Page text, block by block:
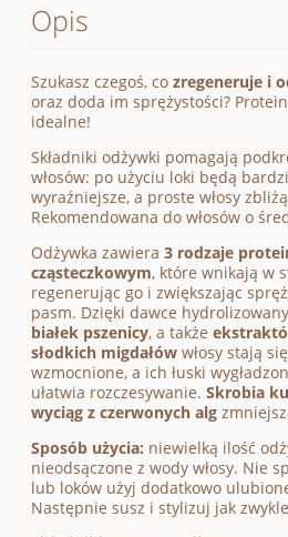
Opis
Szukasz czegoś, co zregeneruje i
oraz doda im sprężystości?
idealne!
Składniki odżywki pomagają
włosów: po użyciu loki będą
wyraźniejsze, a proste włosy
Rekomendowana do włosów o
Odżywka zawiera 3 rodzaje
cząsteczkowym, które wnikają w
regenerując go i zwiększając
pasm. Dzięki dawce
białek pszenicy, a także
słodkich migdałów włosy stają
wzmocnione, a ich łuski
ułatwia rozczesywanie. Skrobia
wyciąg z czerwonych alg
Sposób użycia: niewielką ilość
nieodsączone z wody włosy. Nie
lub loków użyj dodatkowo
Następnie susz i stylizuj jak